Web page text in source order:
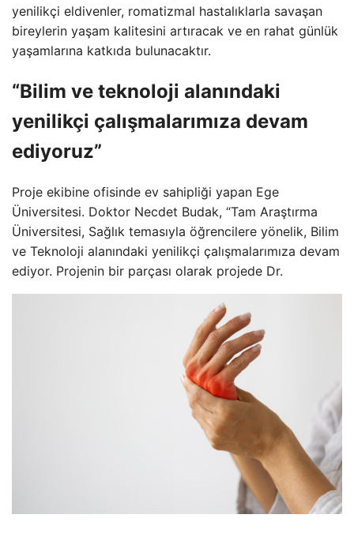
yenilikçi eldivenler, romatizmal hastalıklarla savaşan
bireylerin yaşam kalitesini artıracak ve en rahat günlük
yaşamlarına katkıda bulunacaktır.
“Bilim ve teknoloji alanındaki
yenilikçi çalışmalarımıza devam
ediyoruz”
Proje ekibine ofisinde ev sahipliği yapan Ege
Üniversitesi. Doktor Necdet Budak, “Tam Araştırma
Üniversitesi, Sağlık temasıyla öğrencilere yönelik, Bilim
ve Teknoloji alanındaki yenilikçi çalışmalarımıza devam
ediyor. Projenin bir parçası olarak projede Dr.